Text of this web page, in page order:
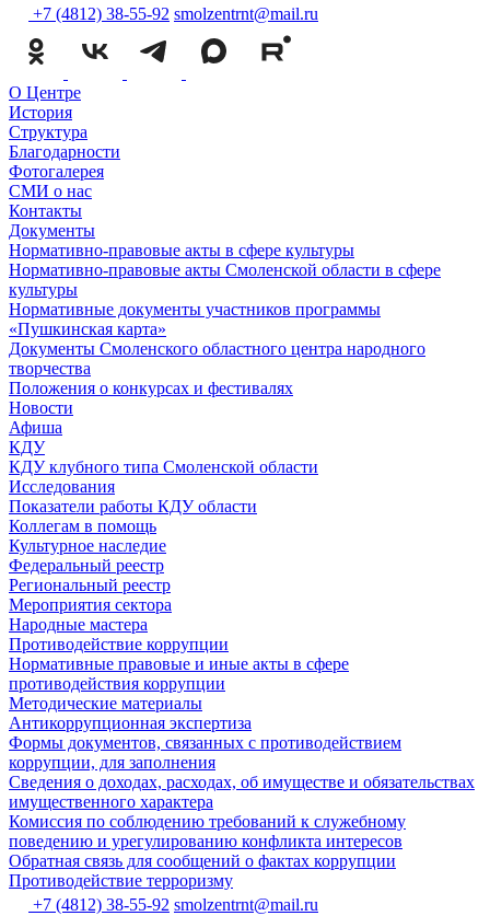
+7 (4812) 38-55-92 smolzentrnt@mail.ru
О Центре
История
Структура
Благодарности
Фотогалерея
СМИ о нас
Контакты
Документы
Нормативно-правовые акты в сфере культуры
Нормативно-правовые акты Смоленской области в сфере
культуры
Нормативные документы участников программы
«Пушкинская карта»
Документы Смоленского областного центра народного
творчества
Положения о конкурсах и фестивалях
Новости
Афиша
КДУ
КДУ клубного типа Смоленской области
Исследования
Показатели работы КДУ области
Коллегам в помощь
Культурное наследие
Федеральный реестр
Региональный реестр
Мероприятия сектора
Народные мастера
Противодействие коррупции
Нормативные правовые и иные акты в сфере
противодействия коррупции
Методические материалы
Антикоррупционная экспертиза
Формы документов, связанных с противодействием
коррупции, для заполнения
Сведения о доходах, расходах, об имуществе и обязательствах
имущественного характера
Комиссия по соблюдению требований к служебному
поведению и урегулированию конфликта интересов
Обратная связь для сообщений о фактах коррупции
Противодействие терроризму
+7 (4812) 38-55-92 smolzentrnt@mail.ru